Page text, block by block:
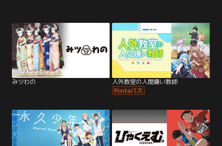
みツわの 人外教室の人間嫌い教師